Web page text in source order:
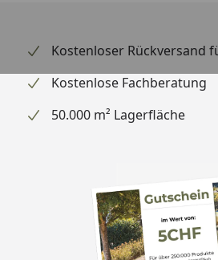
Kostenloser Rückversand
Kostenlose Fachberatung
50.000 m² Lagerfläche